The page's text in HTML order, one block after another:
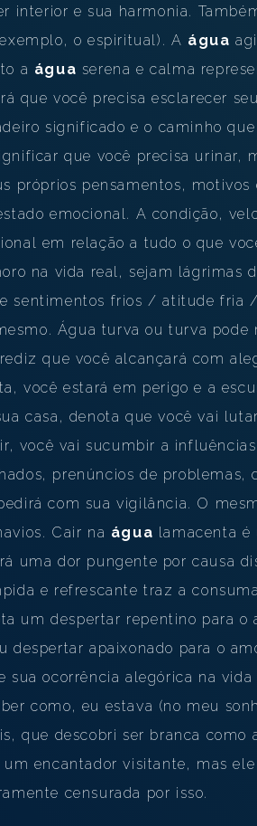
interior e sua harmonia.
o espiritual). A água
a água serena e calma
que você precisa esclarecer
significado e o caminho
que você precisa urinar,
próprios pensamentos,
emocional. A condição,
em relação a tudo o que
na vida real, sejam lágrimas
sentimentos frios / atitude fria
Água turva ou turva
que você alcançará com
você estará em perigo e a
casa, denota que você vai
você vai sucumbir a
prenúncios de problemas,
com sua vigilância. O
Cair na água lamacenta é
uma dor pungente por causa
e refrescante traz a
um despertar repentino para o
despertar apaixonado para o
sua ocorrência alegórica na
como, eu estava (no meu
que descobri ser branca como
encantador visitante, mas
censurada por isso.